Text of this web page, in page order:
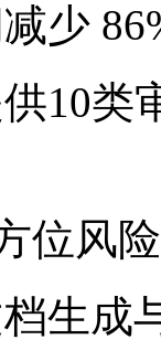
少
10类
位风
成与